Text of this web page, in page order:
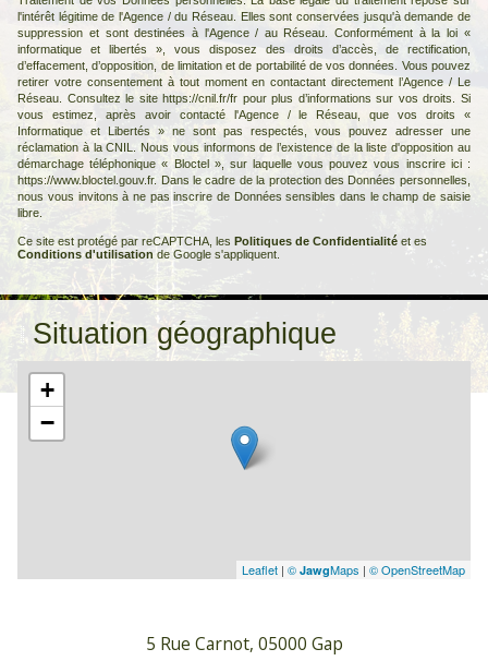
l'intérêt légitime de l'Agence / du Réseau. Elles sont conservées jusqu'à demande de
suppression et sont destinées à l'Agence / au Réseau. Conformément à la loi «
informatique et libertés », vous disposez des droits d’accès, de rectification,
d’effacement, d’opposition, de limitation et de portabilité de vos données. Vous pouvez
retirer votre consentement à tout moment en contactant directement l’Agence / Le
Réseau. Consultez le sitehttps://cnil.fr/fr pour plus d’informations sur vos droits. Si
vous estimez, après avoir contacté l'Agence / le Réseau, que vos droits «
Informatique et Libertés » ne sont pas respectés, vous pouvez adresser une
réclamation à la CNIL. Nous vous informons de l’existence de la liste d'opposition au
démarchage téléphonique « Bloctel », sur laquelle vous pouvez vous inscrire ici :
https://www.bloctel.gouv.fr. Dans le cadre de la protection des Données personnelles,
nous vous invitons à ne pas inscrire de Données sensibles dans le champ de saisie
libre.
Ce site est protégé par reCAPTCHA, lesPolitiques de Confidentialité et es
Conditions d'utilisation de Google s'appliquent.
Situation géographique
+
−
Leaflet| © JawgMaps | © OpenStreetMap
5 Rue Carnot, 05000 Gap